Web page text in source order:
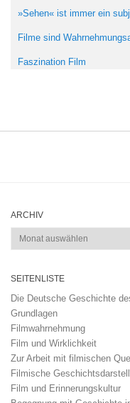
»Sehen« ist immer ein
Filme sind
Faszination Film
ARCHIV
Archiv
SEITENLISTE
Die Deutsche Geschichte
Grundlagen
Filmwahrnehmung
Film und Wirklichkeit
Zur Arbeit mit filmischen
Filmische
Film und Erinnerungskultur